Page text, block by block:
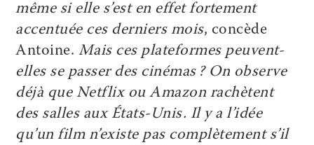
même si elle s’est en effet fortement
accentuée ces derniers mois, concède
Antoine. Mais ces plateformes peuvent-
elles se passer des cinémas ? On observe
déjà que Netflix ou Amazon rachètent
des salles aux États-Unis. Il y a l’idée
qu’un film n’existe pas complètement s’il